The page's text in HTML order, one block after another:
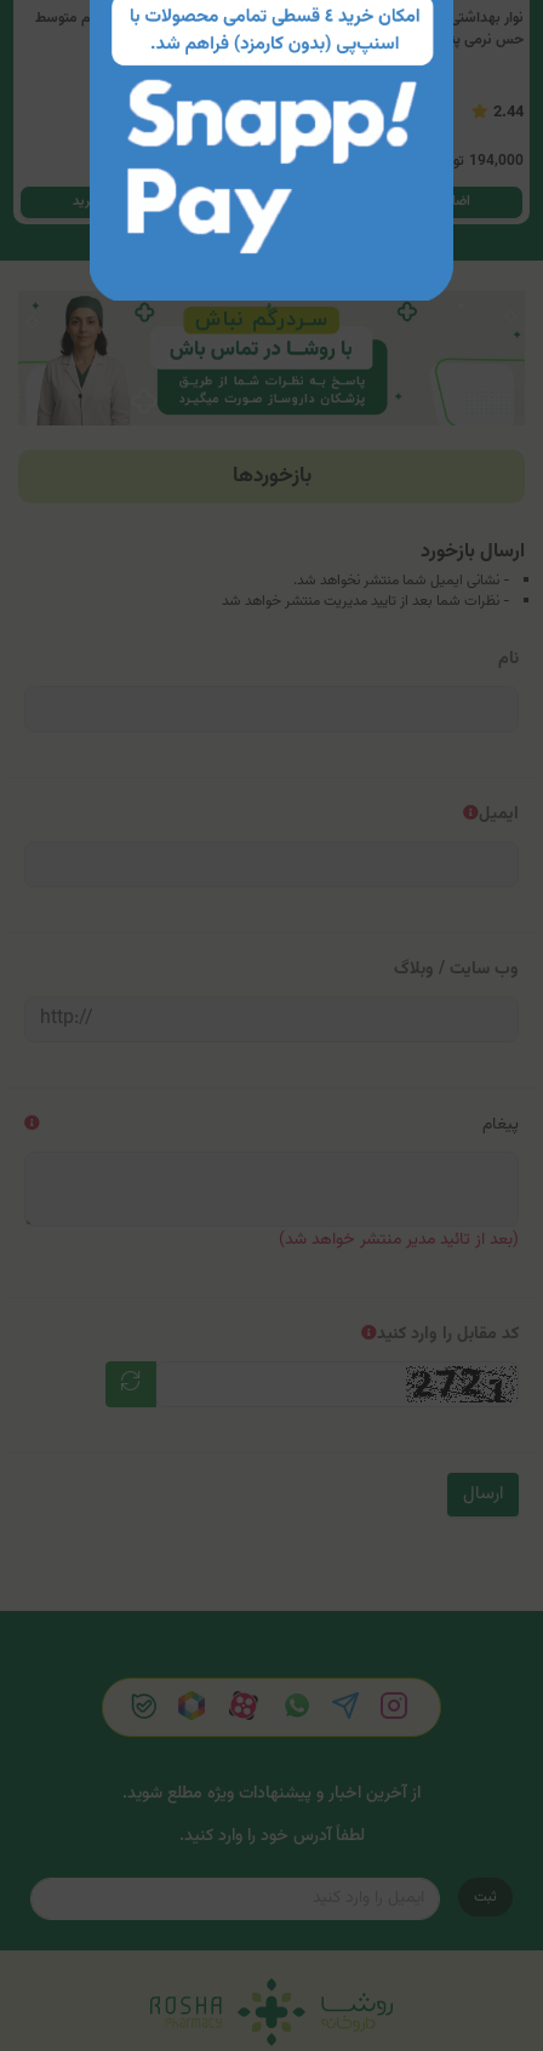
نوار بهداشتی سوپر پد لایه رویی پنبه‌ای با
حس نرمی پنبه مای لیدی (سایز XXL)
2.44
194,000 تومان
اضافه کردن به سبد خرید
نوار بهداشتی بالدار نیمه ضخیم متوسط
مشبک مولپد (10 عددی)
3.71
اضافه کردن به سبد خرید
بازخوردها
ارسال بازخورد
- نشانی ایمیل شما منتشر نخواهد شد.
- نظرات شما بعد از تایید مدیریت منتشر خواهد شد
نام
ایمیل
وب سایت / وبلاگ
پیغام
(بعد از تائید مدیر منتشر خواهد شد)
کد مقابل را وارد کنید
ارسال
از آخرین اخبار و پیشنهادات ویژه مطلع شوید.
لطفاً آدرس خود را وارد کنید.
ثبت